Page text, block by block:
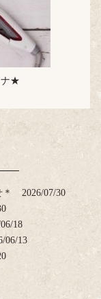
ナ★
2026/07/30
18
06/13